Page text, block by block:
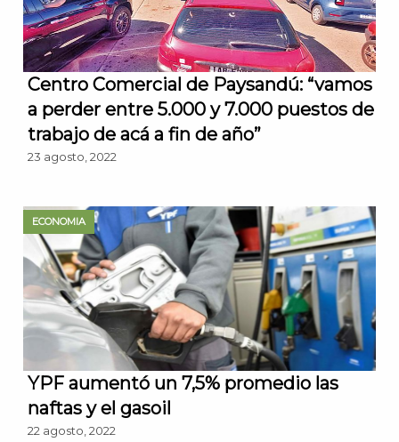
Centro Comercial de Paysandú: “vamos
a perder entre 5.000 y 7.000 puestos de
trabajo de acá a fin de año”
23 agosto, 2022
ECONOMIA
YPF aumentó un 7,5% promedio las
naftas y el gasoil
22 agosto, 2022